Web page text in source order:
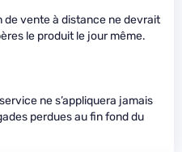
de vente à distance ne devrait
le produit le jour même.
ne s’appliquera jamais
perdues au fin fond du